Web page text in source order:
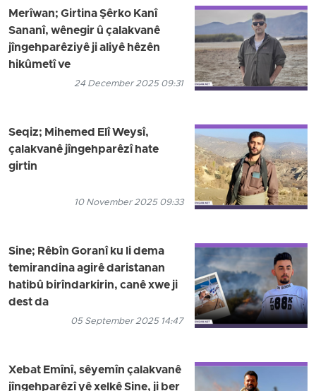
Merîwan; Girtina Şêrko Kanî
Sananî, wênegir û çalakvanê
jîngehparêziyê ji aliyê hêzên
hikûmetî ve
24 December 2025 09:31
Seqiz; Mihemed Elî Weysî,
çalakvanê jîngehparêzî hate
girtin
10 November 2025 09:33
Sine; Rêbîn Goranî ku li dema
temirandina agirê daristanan
hatibû birîndarkirin, canê xwe ji
dest da
05 September 2025 14:47
Xebat Emînî, sêyemîn çalakvanê
jîngehparêzî yê xelkê Sine, ji ber